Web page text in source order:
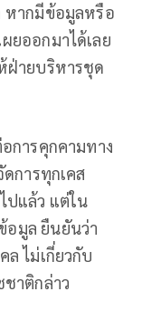
หากมีข้อมูลหรือ
ยออกมาได้เลย
ฝ่ายบริหารชุด
การคุกคามทาง
ดการทุกเคส
ปแล้ว แต่ใน
อมูล ยืนยันว่า
ล ไม่เกี่ยวกับ
าติกล่าว